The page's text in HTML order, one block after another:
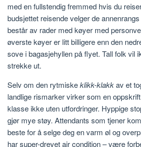
med en fullstendig fremmed hvis du
budsjettet reisende velger de
består av rader med køyer med
øverste køyer er litt billigere enn den
sove i bagasjehyllen på flyet. Tall folk vil
strekke ut.
Selv om den rytmiskeklikk-klakkav et
landlige rismarker virker som en
klasse ikke uten utfordringer. Hyppige
gjør mye støy. Attendants som tjener
beste for å selge deg en varm øl og
har super-drevet air condition – være